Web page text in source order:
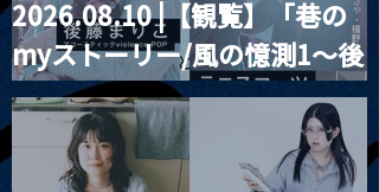
2026.08.10 |【観覧】「巷の
myストーリー/風の憶測1～後
藤まりこアコースティック
violence POPとテニスコー
ツ」